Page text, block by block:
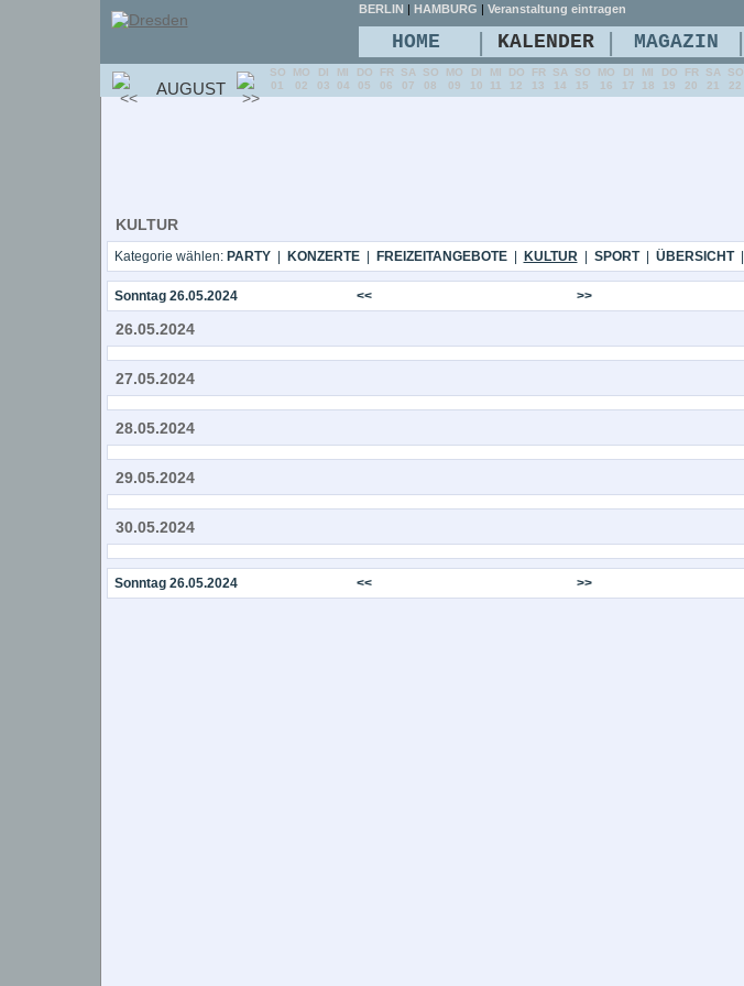
KULTUR
Kategorie wählen: PARTY| KONZERTE| FREIZEITANGEBOTE| KULTUR| SPORT| ÜBERSICHT|
Sonntag 26.05.2024 << >>
26.05.2024
27.05.2024
28.05.2024
29.05.2024
30.05.2024
Sonntag 26.05.2024 << >>
BERLIN | HAMBURG | Veranstaltung eintragen
HOME | KALENDER | MAGAZIN |
AUGUST
SO
01
MO
02
DI
03
MI
04
DO
05
FR
06
SA
07
SO
08
MO
09
DI
10
MI
11
DO
12
FR
13
SA
14
SO
15
MO
16
DI
17
MI
18
DO
19
FR
20
SA
21
SO
22